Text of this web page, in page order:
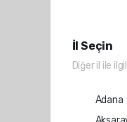
İl Seçin
Diğer il ile
Adana